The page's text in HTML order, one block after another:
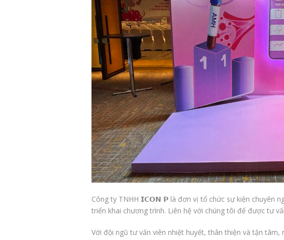
Công ty TNHH 𝗜𝗖𝗢𝗡 𝗣 là đơn vị tổ chức sự kiện chuyên
triển khai chương trình. Liên hệ với chúng tôi để được tư
Với đội ngũ tư vấn viên nhiệt huyết, thân thiện và tận tâm,